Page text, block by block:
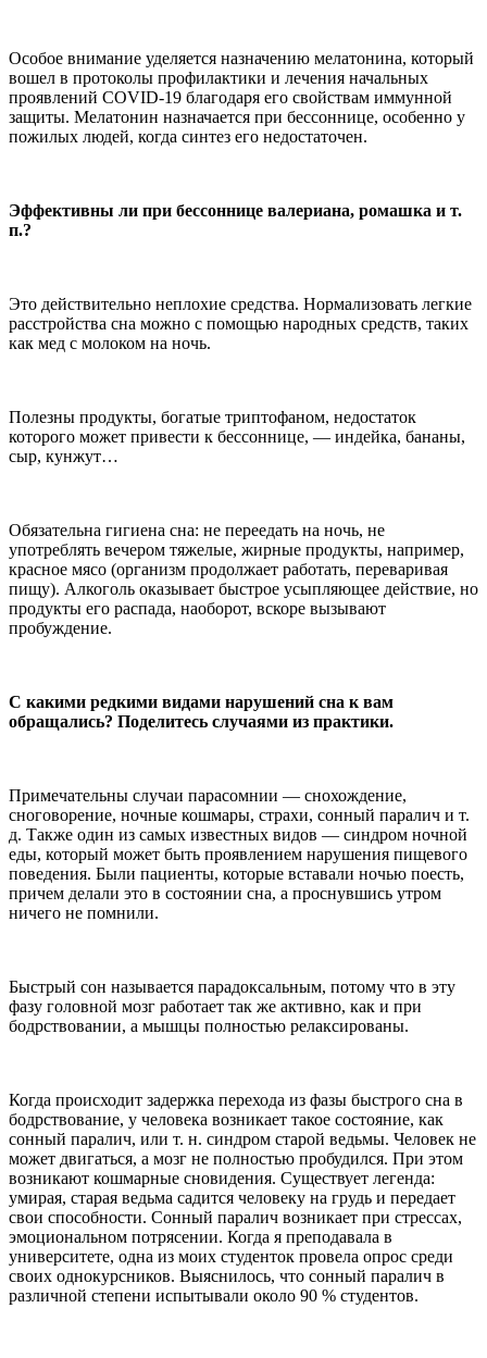
Особое внимание уделяется назначению мелатонина, который
вошел в протоколы профилактики и лечения начальных
проявлений COVID-19 благодаря его свойствам иммунной
защиты. Мелатонин назначается при бессоннице, особенно у
пожилых людей, когда синтез его недостаточен.
Эффективны ли при бессоннице валериана, ромашка и т.
п.?
Это действительно неплохие средства. Нормализовать легкие
расстройства сна можно с помощью народных средств, таких
как мед с молоком на ночь.
Полезны продукты, богатые триптофаном, недостаток
которого может привести к бессоннице, — индейка, бананы,
сыр, кунжут…
Обязательна гигиена сна: не переедать на ночь, не
употреблять вечером тяжелые, жирные продукты, например,
красное мясо (организм продолжает работать, переваривая
пищу). Алкоголь оказывает быстрое усыпляющее действие, но
продукты его распада, наоборот, вскоре вызывают
пробуждение.
С какими редкими видами нарушений сна к вам
обращались? Поделитесь случаями из практики.
Примечательны случаи парасомнии — снохождение,
сноговорение, ночные кошмары, страхи, сонный паралич и т.
д. Также один из самых известных видов — синдром ночной
еды, который может быть проявлением нарушения пищевого
поведения. Были пациенты, которые вставали ночью поесть,
причем делали это в состоянии сна, а проснувшись утром
ничего не помнили.
Быстрый сон называется парадоксальным, потому что в эту
фазу головной мозг работает так же активно, как и при
бодрствовании, а мышцы полностью релаксированы.
Когда происходит задержка перехода из фазы быстрого сна в
бодрствование, у человека возникает такое состояние, как
сонный паралич, или т. н. синдром старой ведьмы. Человек не
может двигаться, а мозг не полностью пробудился. При этом
возникают кошмарные сновидения. Существует легенда:
умирая, старая ведьма садится человеку на грудь и передает
свои способности. Сонный паралич возникает при стрессах,
эмоциональном потрясении. Когда я преподавала в
университете, одна из моих студенток провела опрос среди
своих однокурсников. Выяснилось, что сонный паралич в
различной степени испытывали около 90 % студентов.